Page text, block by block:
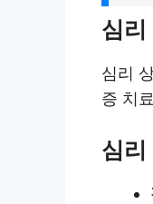
심리
심리
증 치
심리